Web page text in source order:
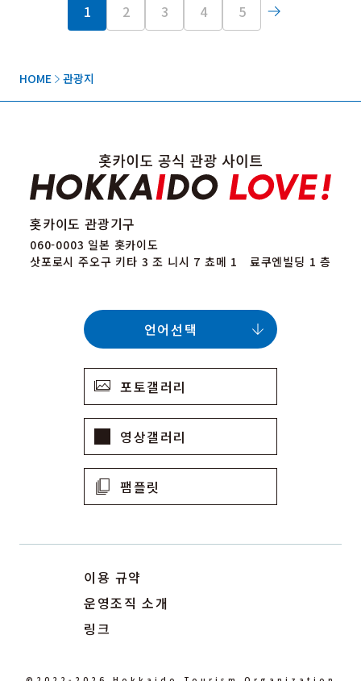
HOME 관광지
1 2 3 4 5
홋카이도 관광기구
060-0003 일본 홋카이도
삿포로시 주오구 키타 3 조 니시 7 쵸메 1 료쿠엔빌딩 1 층
포토갤러리
영상갤러리
팸플릿
이용 규약
운영조직 소개
링크
언어선택